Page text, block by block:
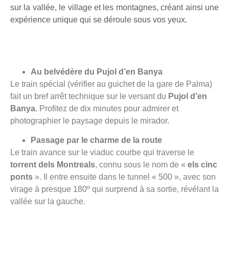
sur la vallée, le village et les montagnes, créant ainsi une
expérience unique qui se déroule sous vos yeux.
Au belvédère du Pujol d’en Banya
Le train spécial (vérifier au guichet de la gare de Palma)
fait un bref arrêt technique sur le versant du Pujol d’en
Banya. Profitez de dix minutes pour admirer et
photographier le paysage depuis le mirador.
Passage par le charme de la route
Le train avance sur le viaduc courbe qui traverse le
torrent dels Montreals, connu sous le nom de « els cinc
ponts ». Il entre ensuite dans le tunnel « 500 », avec son
virage à presque 180º qui surprend à sa sortie, révélant la
vallée sur la gauche.